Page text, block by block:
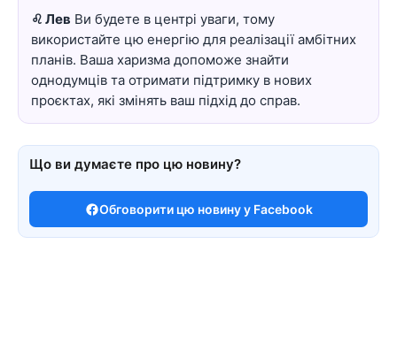
♌ Лев Ви будете в центрі уваги, тому
використайте цю енергію для реалізації амбітних
планів. Ваша харизма допоможе знайти
однодумців та отримати підтримку в нових
проєктах, які змінять ваш підхід до справ.
Що ви думаєте про цю новину?
Обговорити цю новину у Facebook